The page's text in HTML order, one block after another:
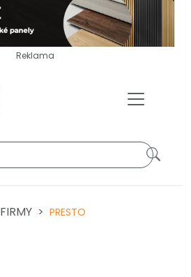
Reklama
FIRMY PRESTO